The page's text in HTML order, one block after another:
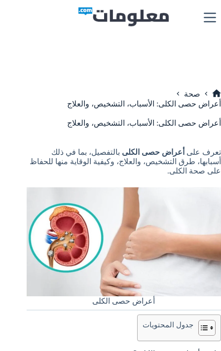
إلى
المحتوى
الرئيسية
صحة
أعراض حصى الكلى: الأسباب، التشخيص، والعلاج
أعراض حصى الكلى: الأسباب، التشخيص، والعلاج
تعرف على أعراض حصى الكلى بالتفصيل، بما في ذلك
أسبابها، طرق التشخيص، والعلاج، وكيفية الوقاية منها للحفاظ
على صحة الكلى.
أعراض حصى الكلى
جدول المحتويات